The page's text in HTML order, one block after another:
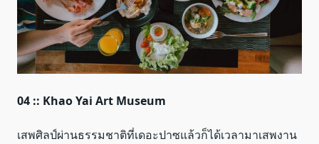
04 :: Khao Yai Art Museum
เสพศิลป์ผ่านธรรมชาติที่เดอะปาซแล้วก็ได้เวลามาเสพงาน